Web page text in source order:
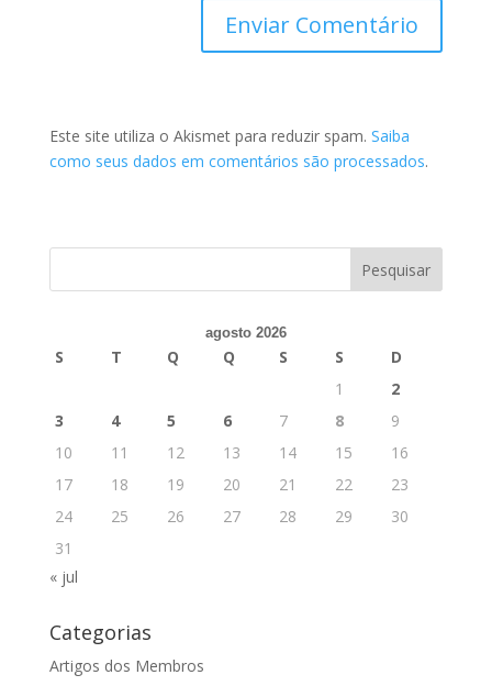
Este site utiliza o Akismet para reduzir spam. Saiba
como seus dados em comentários são processados.
agosto 2026
S T Q Q S S
D
1
2
3
4 5 6 7 8
9
10
11 12 13 14 15
16
17
18 19 20 21 22
23
24
25 26 27 28 29
30
31
« jul
Categorias
Artigos dos Membros